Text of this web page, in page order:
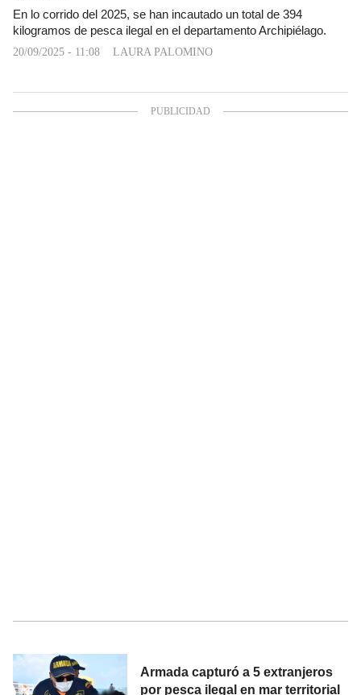
En lo corrido del 2025, se han incautado un total de 394
kilogramos de pesca ilegal en el departamento Archipiélago.
20/09/2025 - 11:08 LAURA PALOMINO
Armada capturó a 5 extranjeros
por pesca ilegal en mar territorial